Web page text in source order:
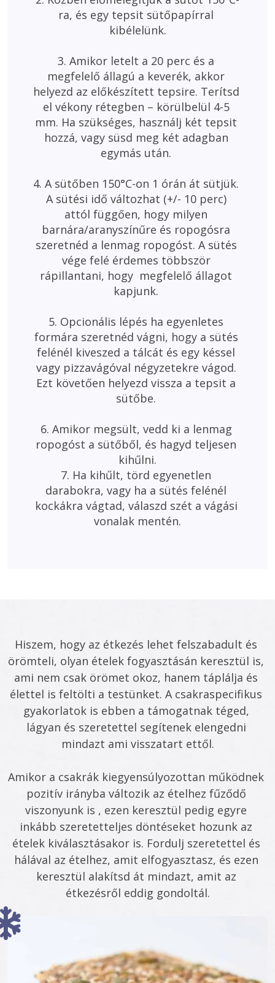
ra, és egy tepsit sütőpapírral
kibélelünk.
3. Amikor letelt a 20 perc és a
megfelelő állagú a keverék, akkor
helyezd az előkészített tepsire. Terítsd
el vékony rétegben – körülbelül 4-5
mm. Ha szükséges, használj két tepsit
hozzá, vagy süsd meg két adagban
egymás után.
4. A sütőben 150°C-on 1 órán át sütjük.
A sütési idő változhat (+/- 10 perc)
attól függően, hogy milyen
barnára/aranyszínűre és ropogósra
szeretnéd a lenmag ropogóst. A sütés
vége felé érdemes többször
rápillantani, hogy  megfelelő állagot
kapjunk.
5. Opcionális lépés ha egyenletes
formára szeretnéd vágni, hogy a sütés
felénél kiveszed a tálcát és egy késsel
vagy pizzavágóval négyzetekre vágod.
Ezt követően helyezd vissza a tepsit a
sütőbe.
6. Amikor megsült, vedd ki a lenmag
ropogóst a sütőből, és hagyd teljesen
kihűlni.
7. Ha kihűlt, törd egyenetlen
darabokra, vagy ha a sütés felénél
kockákra vágtad, válaszd szét a vágási
vonalak mentén.
Hiszem, hogy az étkezés lehet felszabadult és
örömteli, olyan ételek fogyasztásán keresztül is,
ami nem csak örömet okoz, hanem táplálja és
élettel is feltölti a testünket. A csakraspecifikus
gyakorlatok is ebben a támogatnak téged,
lágyan és szeretettel segítenek elengedni
mindazt ami visszatart ettől.
Amikor a csakrák kiegyensúlyozottan működnek
pozitív irányba változik az ételhez fűződő
viszonyunk is , ezen keresztül pedig egyre
inkább szeretetteljes döntéseket hozunk az
ételek kiválasztásakor is. Fordulj szeretettel és
hálával az ételhez, amit elfogyasztasz, és ezen
keresztül alakítsd át mindazt, amit az
étkezésről eddig gondoltál.